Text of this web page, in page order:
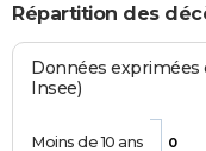
Répartition des
Données exprimées
Insee)
0
Moins de 10 ans